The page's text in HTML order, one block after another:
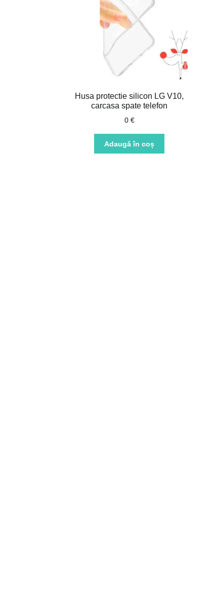
Husa protectie silicon LG V10,
carcasa spate telefon
0 €
Adaugă în coș